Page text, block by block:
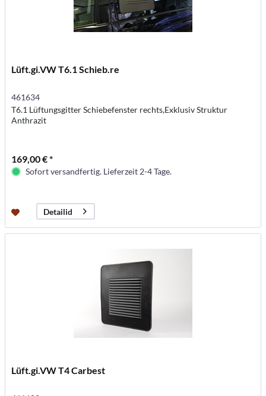
Lüft.gi.VW T6.1 Schieb.re
461634
T6.1 Lüftungsgitter Schiebefenster rechts,Exklusiv Struktur
Anthrazit
169,00 € *
Sofort versandfertig. Lieferzeit 2-4 Tage.
Detailid
Lüft.gi.VW T4 Carbest